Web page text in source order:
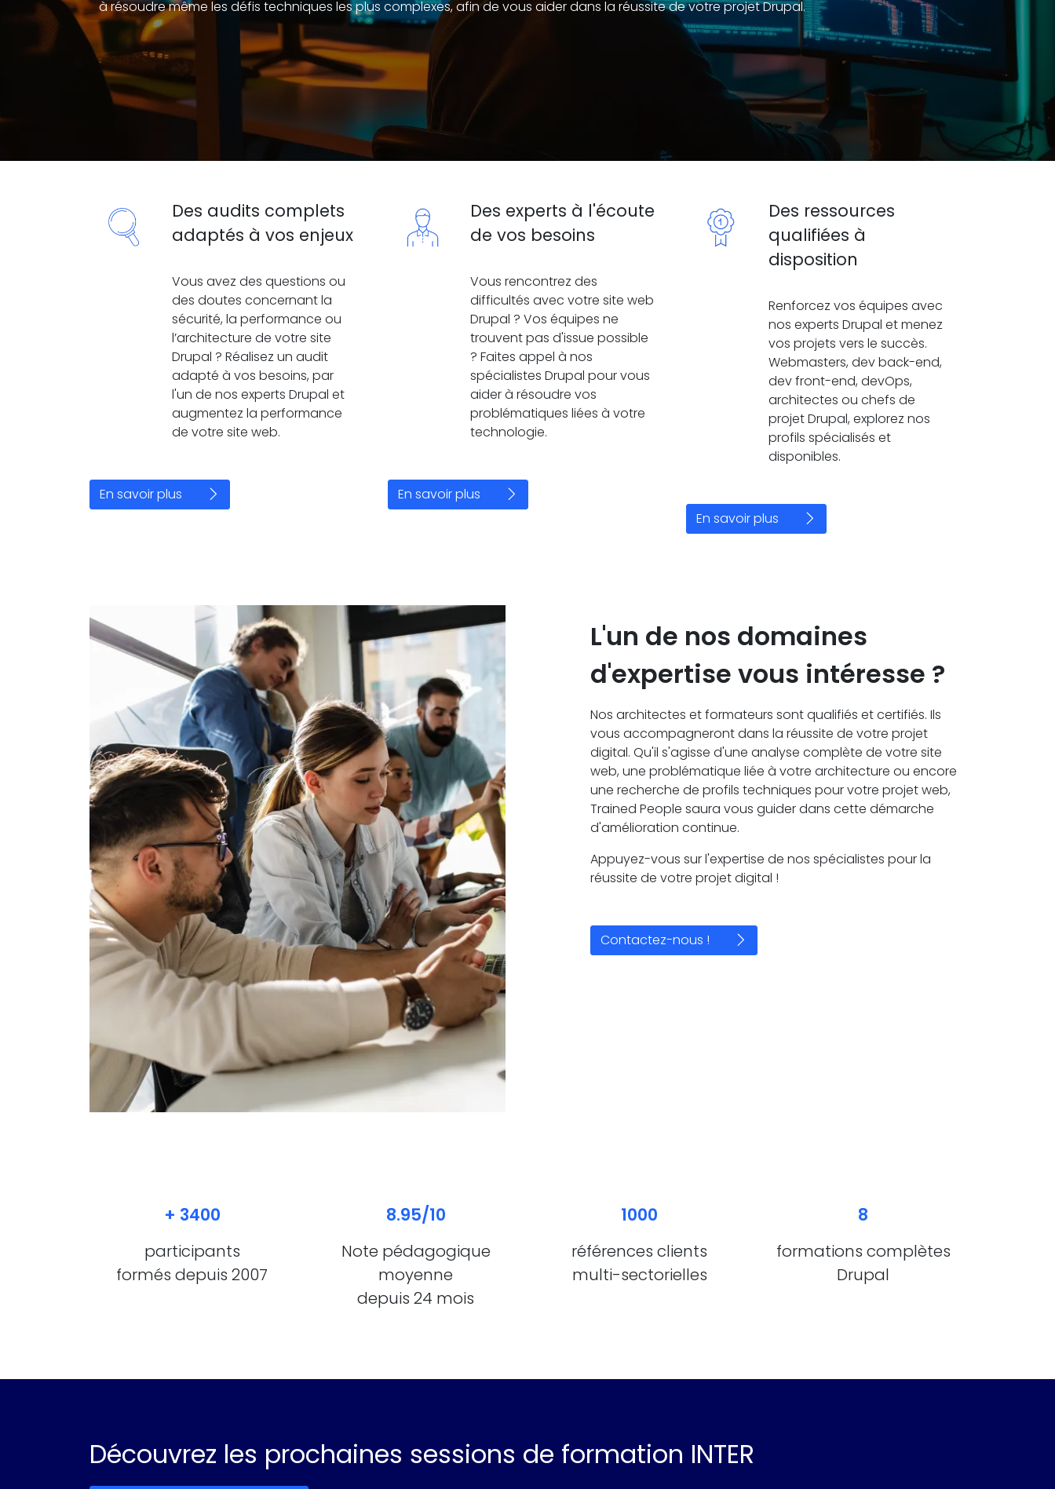
à résoudre même les défis techniques les plus complexes, afin de vous aider dans la réussite de votre projet Drupal.
Des audits complets
adaptés à vos enjeux
Vous avez des questions ou
des doutes concernant la
sécurité, la performance ou
l’architecture de votre site
Drupal ? Réalisez un audit
adapté à vos besoins, par
l'un de nos experts Drupal et
augmentez la performance
de votre site web.
En savoir plus
Des experts à l'écoute
de vos besoins
Vous rencontrez des
difficultés avec votre site web
Drupal ? Vos équipes ne
trouvent pas d'issue possible
? Faites appel à nos
spécialistes Drupal pour vous
aider à résoudre vos
problématiques liées à votre
technologie.
En savoir plus
Des ressources
qualifiées à
disposition
Renforcez vos équipes avec
nos experts Drupal et menez
vos projets vers le succès.
Webmasters, dev back-end,
dev front-end, devOps,
architectes ou chefs de
projet Drupal, explorez nos
profils spécialisés et
disponibles.
En savoir plus
L'un de nos domaines
d'expertise vous intéresse ?
Nos architectes et formateurs sont qualifiés et certifiés. Ils
vous accompagneront dans la réussite de votre projet
digital. Qu'il s'agisse d'une analyse complète de votre site
web, une problématique liée à votre architecture ou encore
une recherche de profils techniques pour votre projet web,
Trained People saura vous guider dans cette démarche
d'amélioration continue.
Appuyez-vous sur l'expertise de nos spécialistes pour la
réussite de votre projet digital !
Contactez-nous !
+ 3400
participants
formés depuis 2007
8.95/10
Note pédagogique
moyenne
depuis 24 mois
1000
références clients
multi-sectorielles
8
formations complètes
Drupal
Découvrez les prochaines sessions de formation INTER